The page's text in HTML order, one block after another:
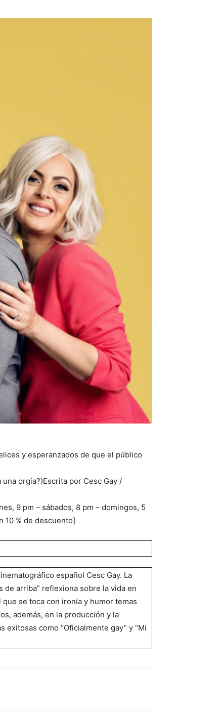
y esperanzados de que el público
orgía?)Escrita por Cesc Gay /
9 pm – sábados, 8 pm – domingos, 5
10 % de descuento]
español Cesc Gay. La
de arriba” reflexiona sobre la vida en
se toca con ironía y humor temas
además, en la producción y la
como “Oficialmente gay” y “Mi